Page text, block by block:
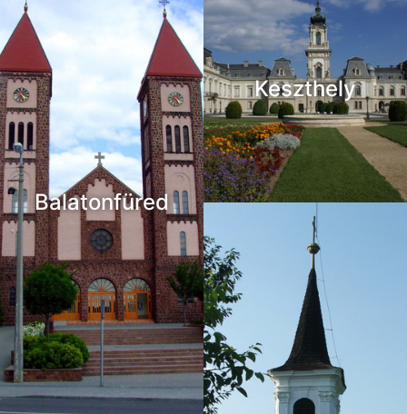
Keszthely
Balatonfüred